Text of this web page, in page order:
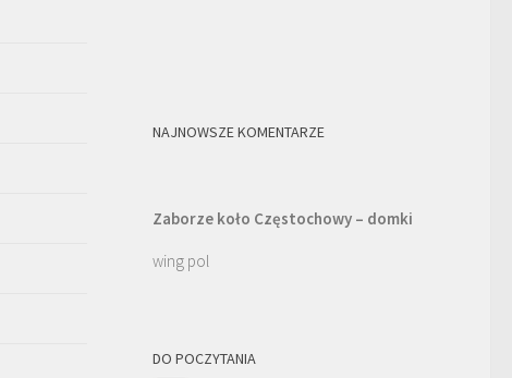
NAJNOWSZE KOMENTARZE
Zaborze koło Częstochowy – domki
wing pol
DO POCZYTANIA